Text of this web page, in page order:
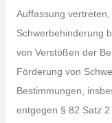
Auffassung
Schwerbehinderung
von Verstößen der
Förderung von
Bestimmungen,
entgegen § 82 Satz